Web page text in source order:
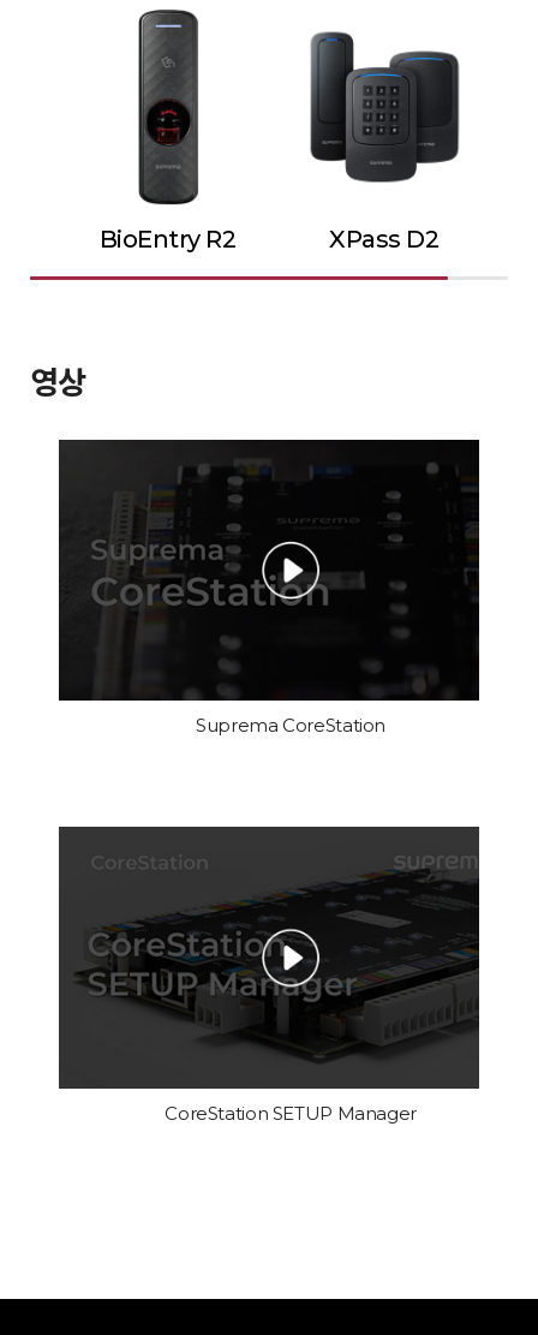
BioEntry R2 XPass D2
영상
Suprema CoreStation
CoreStation SETUP Manager